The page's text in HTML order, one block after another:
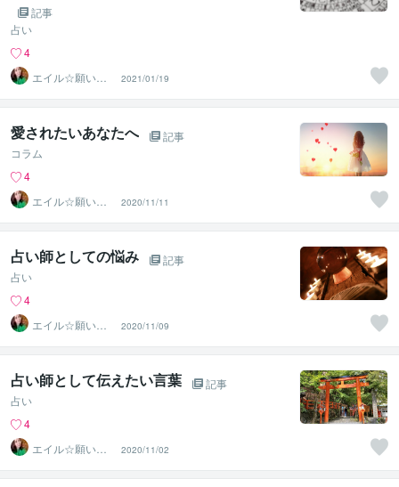
記事
占い
4
エイル☆願いを
叶える宇宙根源
の巫女
2021/01/19
愛されたいあなたへ
記事
コラム
4
エイル☆願いを
叶える宇宙根源
の巫女
2020/11/11
占い師としての悩み
記事
占い
4
エイル☆願いを
叶える宇宙根源
の巫女
2020/11/09
占い師として伝えたい言葉
記事
占い
4
エイル☆願いを
叶える宇宙根源
の巫女
2020/11/02